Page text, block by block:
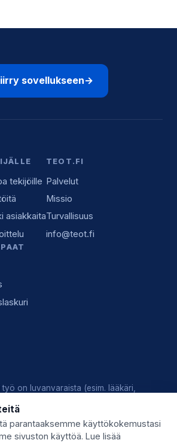
sovellukseen→
tekijöille
asiakkaita
TEOT.FI
Palvelut
Missio
Turvallisuus
info@teot.fi
on luvanvaraista (esim. lääkäri,
ja alan käytännöistä.
parantaaksemme käyttökokemustasi
sivuston käyttöä. Lue lisää